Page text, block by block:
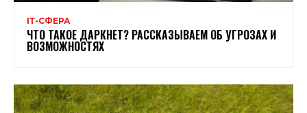
ІТ-СФЕРА
ЧТО ТАКОЕ ДАРКНЕТ? РАССКАЗЫВАЕМ ОБ УГРОЗАХ И
ВОЗМОЖНОСТЯХ